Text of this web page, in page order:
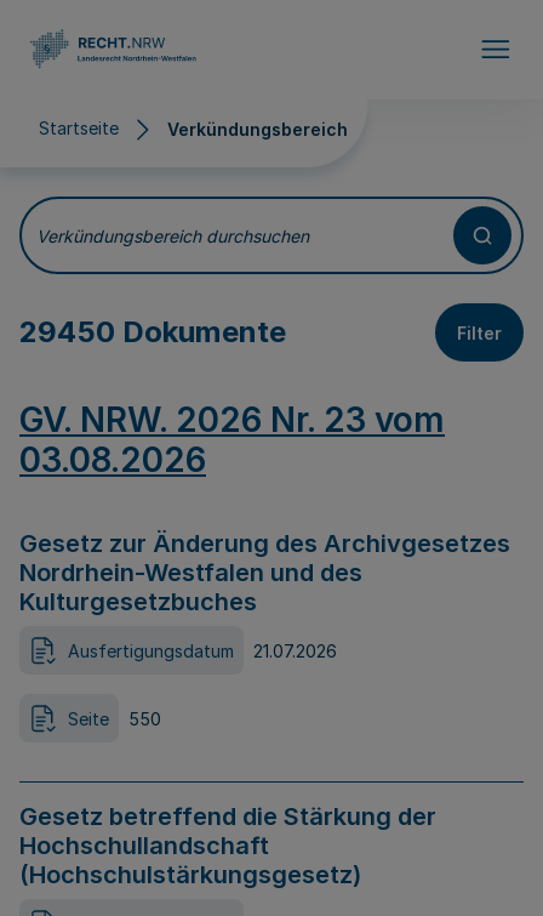
Startseite Verkündungsbereich
Verkündungsbereich
Verkündungsbereich durchsuchen
29450 Dokumente Filter
GV. NRW. 2026 Nr. 23 vom
03.08.2026
Gesetz zur Änderung des Archivgesetzes
Nordrhein-Westfalen und des
Kulturgesetzbuches
Ausfertigungsdatum 21.07.2026
Seite 550
Gesetz betreffend die Stärkung der
Hochschullandschaft
(Hochschulstärkungsgesetz)